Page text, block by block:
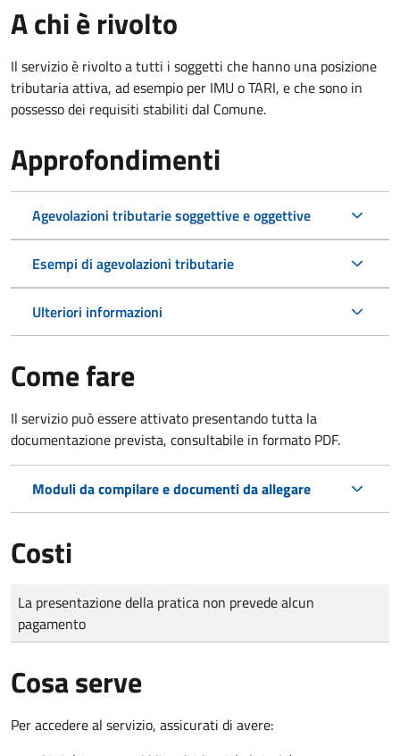
A chi è rivolto
Il servizio è rivolto a tutti i soggetti che hanno una posizione
tributaria attiva, ad esempio per IMU o TARI, e che sono in
possesso dei requisiti stabiliti dal Comune.
Approfondimenti
Agevolazioni tributarie soggettive e oggettive
Esempi di agevolazioni tributarie
Ulteriori informazioni
Come fare
Il servizio può essere attivato presentando tutta la
documentazione prevista, consultabile in formato PDF.
Moduli da compilare e documenti da allegare
Costi
Tipo di pagamento
Importo
La presentazione della pratica non prevede alcun
pagamento
Cosa serve
Per accedere al servizio, assicurati di avere: